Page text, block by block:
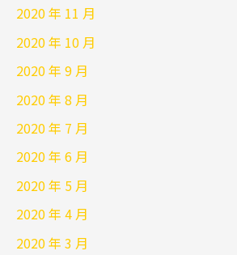
2020 年 11 月
2020 年 10 月
2020 年 9 月
2020 年 8 月
2020 年 7 月
2020 年 6 月
2020 年 5 月
2020 年 4 月
2020 年 3 月